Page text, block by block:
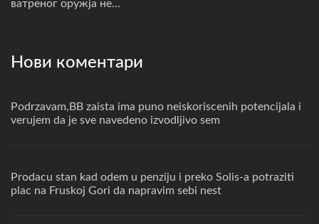
ватреног оружја не...
Нови коментари
Podrzavam,BB zaista ima puno neiskoriscenih potencijala i
verujem da je sve navedeno izvodljivo sem
Prodacu stan kad odem u penziju i preko Solis-a potraziti
plac na Fruskoj Gori da napravim sebi nest